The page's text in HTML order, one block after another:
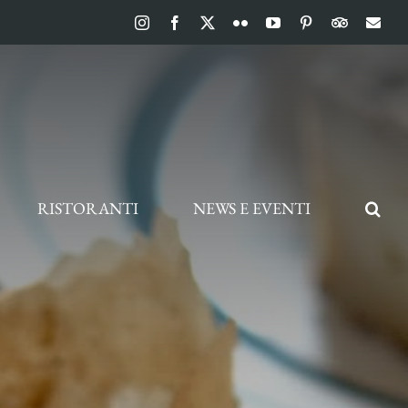
InstagramFacebook FlickrYouTubePinterest
RISTORANTI NEWS E EVENTI